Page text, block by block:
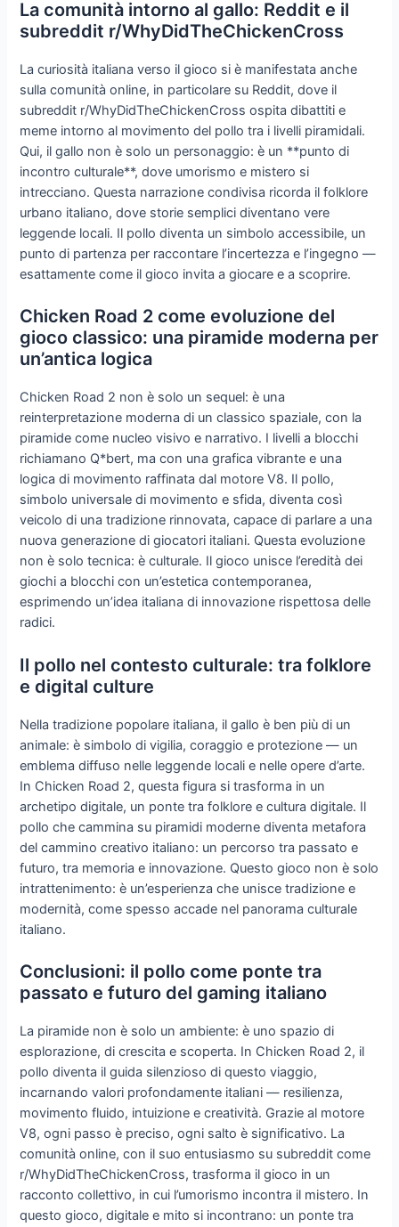
La comunità intorno al gallo: Reddit e il
subreddit r/WhyDidTheChickenCross
La curiosità italiana verso il gioco si è manifestata anche
sulla comunità online, in particolare su Reddit, dove il
subreddit r/WhyDidTheChickenCross ospita dibattiti e
meme intorno al movimento del pollo tra i livelli piramidali.
Qui, il gallo non è solo un personaggio: è un **punto di
incontro culturale**, dove umorismo e mistero si
intrecciano. Questa narrazione condivisa ricorda il folklore
urbano italiano, dove storie semplici diventano vere
leggende locali. Il pollo diventa un simbolo accessibile, un
punto di partenza per raccontare l’incertezza e l’ingegno —
esattamente come il gioco invita a giocare e a scoprire.
Chicken Road 2 come evoluzione del
gioco classico: una piramide moderna per
un’antica logica
Chicken Road 2 non è solo un sequel: è una
reinterpretazione moderna di un classico spaziale, con la
piramide come nucleo visivo e narrativo. I livelli a blocchi
richiamano Q*bert, ma con una grafica vibrante e una
logica di movimento raffinata dal motore V8. Il pollo,
simbolo universale di movimento e sfida, diventa così
veicolo di una tradizione rinnovata, capace di parlare a una
nuova generazione di giocatori italiani. Questa evoluzione
non è solo tecnica: è culturale. Il gioco unisce l’eredità dei
giochi a blocchi con un’estetica contemporanea,
esprimendo un’idea italiana di innovazione rispettosa delle
radici.
Il pollo nel contesto culturale: tra folklore
e digital culture
Nella tradizione popolare italiana, il gallo è ben più di un
animale: è simbolo di vigilia, coraggio e protezione — un
emblema diffuso nelle leggende locali e nelle opere d’arte.
In Chicken Road 2, questa figura si trasforma in un
archetipo digitale, un ponte tra folklore e cultura digitale. Il
pollo che cammina su piramidi moderne diventa metafora
del cammino creativo italiano: un percorso tra passato e
futuro, tra memoria e innovazione. Questo gioco non è solo
intrattenimento: è un’esperienza che unisce tradizione e
modernità, come spesso accade nel panorama culturale
italiano.
Conclusioni: il pollo come ponte tra
passato e futuro del gaming italiano
La piramide non è solo un ambiente: è uno spazio di
esplorazione, di crescita e scoperta. In Chicken Road 2, il
pollo diventa il guida silenzioso di questo viaggio,
incarnando valori profondamente italiani — resilienza,
movimento fluido, intuizione e creatività. Grazie al motore
V8, ogni passo è preciso, ogni salto è significativo. La
comunità online, con il suo entusiasmo su subreddit come
r/WhyDidTheChickenCross, trasforma il gioco in un
racconto collettivo, in cui l’umorismo incontra il mistero. In
questo gioco, digitale e mito si incontrano: un ponte tra